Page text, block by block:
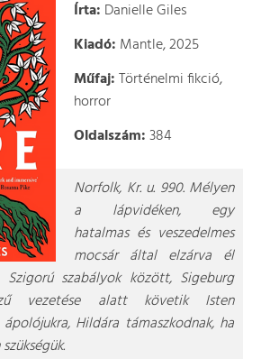
Írta: Danielle Giles
Kiadó: Mantle, 2025
Műfaj:Történelmi fikció,
horror
Oldalszám:384
Norfolk, Kr. u. 990. Mélyen
a lápvidéken, egy
hatalmas és veszedelmes
mocsár által elzárva él
Szigorú szabályok között, Sigeburg
vezetése alatt követik Isten
Hildára támaszkodnak, ha